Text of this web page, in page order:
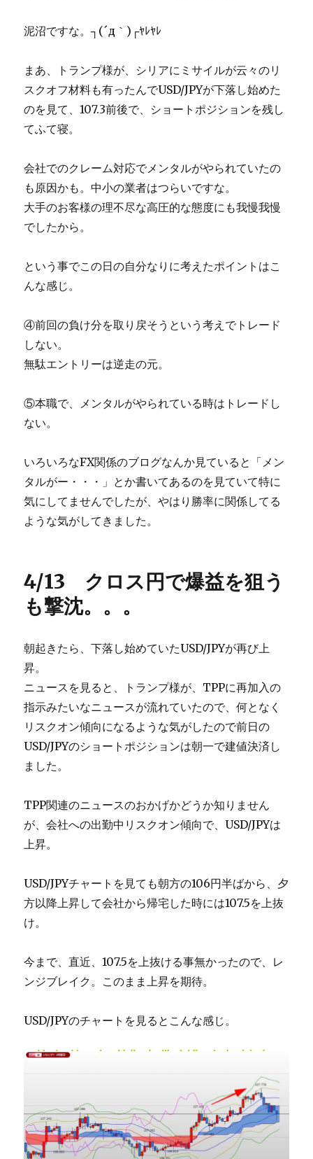
泥沼ですな。┐(´д｀)┌ﾔﾚﾔﾚ
まあ、トランプ様が、シリアにミサイルが云々のリ
スクオフ材料も有ったんでUSD/JPYが下落し始めた
のを見て、107.3前後で、ショートポジションを残し
てふて寝。
会社でのクレーム対応でメンタルがやられていたの
も原因かも。中小の業者はつらいですな。
大手のお客様の理不尽な高圧的な態度にも我慢我慢
でしたから。
という事でこの日の自分なりに考えたポイントはこ
んな感じ。
④前回の負け分を取り戻そうという考えでトレード
しない。
無駄エントリーは逆走の元。
⑤本職で、メンタルがやられている時はトレードし
ない。
いろいろなFX関係のブログなんか見ていると「メン
タルがー・・・」とか書いてあるのを見ていて特に
気にしてませんでしたが、やはり勝率に関係してる
ような気がしてきました。
4/13 クロス円で爆益を狙う
も撃沈。。。
朝起きたら、下落し始めていたUSD/JPYが再び上
昇。
ニュースを見ると、トランプ様が、TPPに再加入の
指示みたいなニュースが流れていたので、何となく
リスクオン傾向になるような気がしたので前日の
USD/JPYのショートポジションは朝一で建値決済し
ました。
TPP関連のニュースのおかげかどうか知りません
が、会社への出勤中リスクオン傾向で、USD/JPYは
上昇。
USD/JPYチャートを見ても朝方の106円半ばから、夕
方以降上昇して会社から帰宅した時には107.5を上抜
け。
今まで、直近、107.5を上抜ける事無かったので、レ
ンジブレイク。このまま上昇を期待。
USD/JPYのチャートを見るとこんな感じ。